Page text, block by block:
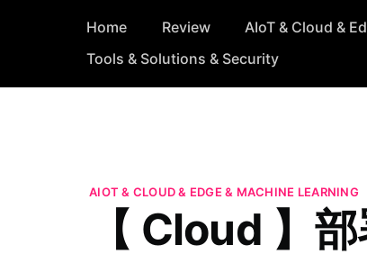
Home Review AIoT & Cloud &
Tools & Solutions & Security
AIOT & CLOUD & EDGE & MACHINE LEARNING
【 Cloud 】